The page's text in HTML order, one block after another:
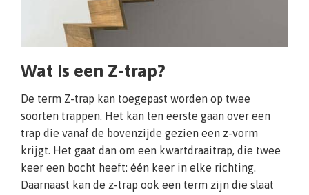
Wat is een Z-trap?
De term Z-trap kan toegepast worden op twee
soorten trappen. Het kan ten eerste gaan over een
trap die vanaf de bovenzijde gezien een z-vorm
krijgt. Het gaat dan om een kwartdraaitrap, die twee
keer een bocht heeft: één keer in elke richting.
Daarnaast kan de z-trap ook een term zijn die slaat